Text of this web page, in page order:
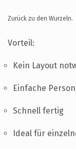
Zurück zu den Wurzeln.
Vorteil:
Kein Layout
Einfache
Schnell fertig
Ideal für